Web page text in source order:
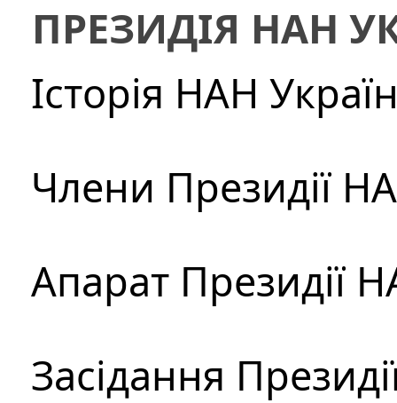
ПРЕЗИДІЯ НАН
Історія НАН
Члени Президії
Апарат Президії
Засідання